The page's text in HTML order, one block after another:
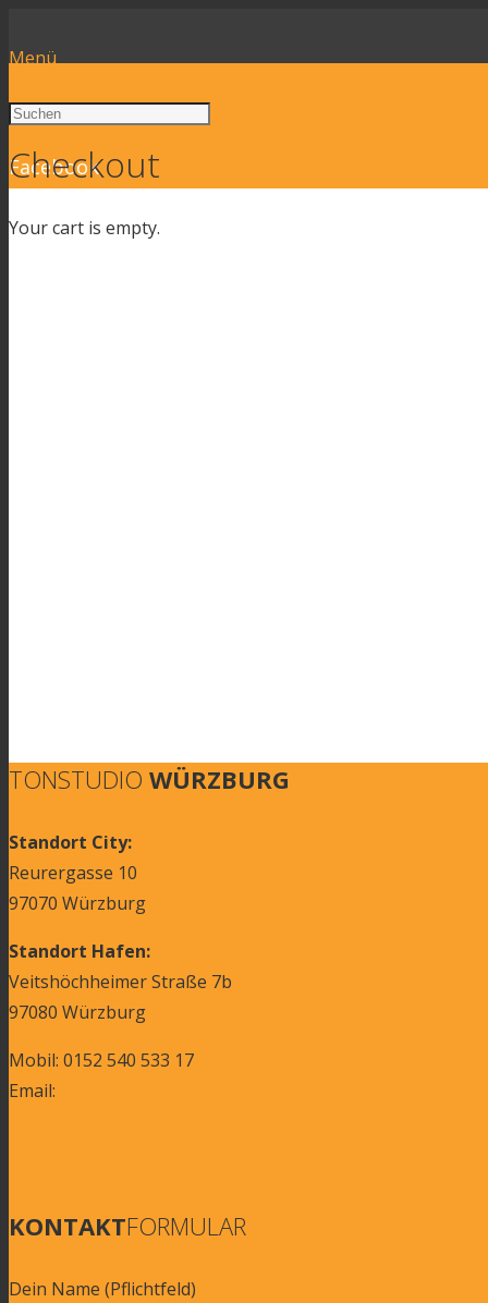
Menü
Facebook
Checkout
Your cart is empty.
TONSTUDIO WÜRZBURG
Standort City:
Reurergasse 10
97070 Würzburg
Standort Hafen:
Veitshöchheimer Straße 7b
97080 Würzburg
Mobil: 0152 540 533 17
Email:
KONTAKTFORMULAR
Dein Name (Pflichtfeld)